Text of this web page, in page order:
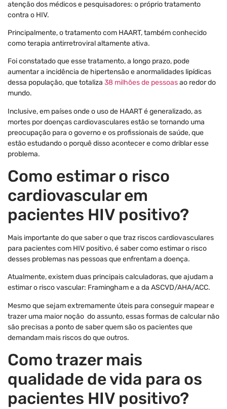
atenção dos médicos e pesquisadores: o próprio tratamento
contra o HIV.
Principalmente, o tratamento com HAART, também conhecido
como terapia antirretroviral altamente ativa.
Foi constatado que esse tratamento, a longo prazo, pode
aumentar a incidência de hipertensão e anormalidades lipídicas
dessa população, que totaliza 38 milhões de pessoasao redor do
mundo.
Inclusive, em países onde o uso de HAART é generalizado, as
mortes por doenças cardiovasculares estão se tornando uma
preocupação para o governo e os profissionais de saúde, que
estão estudando o porquê disso acontecer e como driblar esse
problema.
Como estimar o risco
cardiovascular em
pacientes HIV positivo?
Mais importante do que saber o que traz riscos cardiovasculares
para pacientes com HIV positivo, é saber como estimar o risco
desses problemas nas pessoas que enfrentam a doença.
Atualmente, existem duas principais calculadoras, que ajudam a
estimar o risco vascular: Framingham e a da ASCVD/AHA/ACC.
Mesmo que sejam extremamente úteis para conseguir mapear e
trazer uma maior noção do assunto, essas formas de calcular não
são precisas a ponto de saber quem são os pacientes que
demandam mais riscos do que outros.
Como trazer mais
qualidade de vida para os
pacientes HIV positivo?